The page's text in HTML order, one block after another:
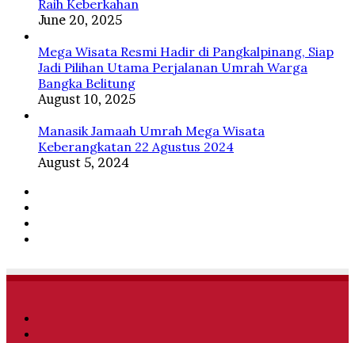
Raih Keberkahan
June 20, 2025
Mega Wisata Resmi Hadir di Pangkalpinang, Siap
Jadi Pilihan Utama Perjalanan Umrah Warga
Bangka Belitung
August 10, 2025
Manasik Jamaah Umrah Mega Wisata
Keberangkatan 22 Agustus 2024
August 5, 2024